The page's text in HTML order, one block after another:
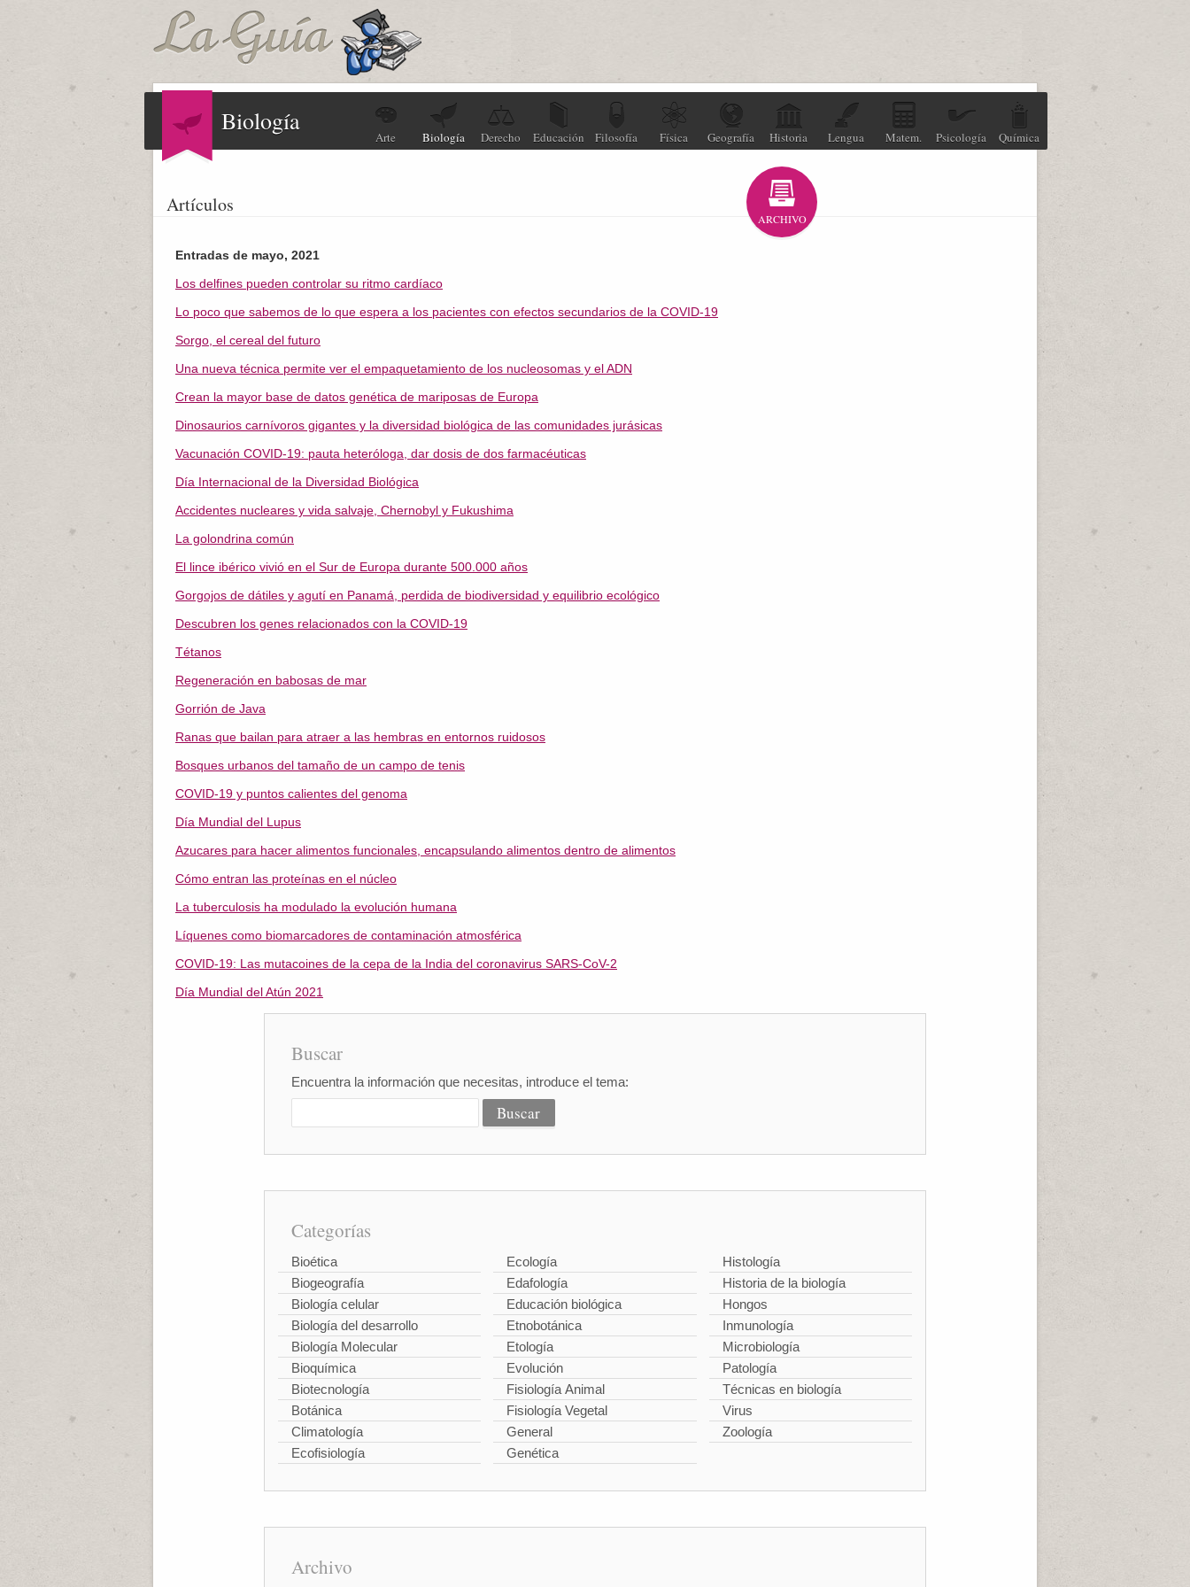
Biología
Arte Biología Derecho Educación Filosofía Física Geografía Historia Lengua Matem. Psicología Química
Artículos
ARCHIVO
Entradas de mayo, 2021
Los delfines pueden controlar su ritmo cardíaco
Lo poco que sabemos de lo que espera a los pacientes con efectos secundarios de la COVID-19
Sorgo, el cereal del futuro
Una nueva técnica permite ver el empaquetamiento de los nucleosomas y el ADN
Crean la mayor base de datos genética de mariposas de Europa
Dinosaurios carnívoros gigantes y la diversidad biológica de las comunidades jurásicas
Vacunación COVID-19: pauta heteróloga, dar dosis de dos farmacéuticas
Día Internacional de la Diversidad Biológica
Accidentes nucleares y vida salvaje, Chernobyl y Fukushima
La golondrina común
El lince ibérico vivió en el Sur de Europa durante 500.000 años
Gorgojos de dátiles y agutí en Panamá, perdida de biodiversidad y equilibrio ecológico
Descubren los genes relacionados con la COVID-19
Tétanos
Regeneración en babosas de mar
Gorrión de Java
Ranas que bailan para atraer a las hembras en entornos ruidosos
Bosques urbanos del tamaño de un campo de tenis
COVID-19 y puntos calientes del genoma
Día Mundial del Lupus
Azucares para hacer alimentos funcionales, encapsulando alimentos dentro de alimentos
Cómo entran las proteínas en el núcleo
La tuberculosis ha modulado la evolución humana
Líquenes como biomarcadores de contaminación atmosférica
COVID-19: Las mutacoines de la cepa de la India del coronavirus SARS-CoV-2
Día Mundial del Atún 2021
Buscar
Encuentra la información que necesitas, introduce el tema:
Categorías
Bioética
Biogeografía
Biología celular
Biología del desarrollo
Biología Molecular
Bioquímica
Biotecnología
Botánica
Climatología
Ecofisiología
Ecología
Edafología
Educación biológica
Etnobotánica
Etología
Evolución
Fisiología Animal
Fisiología Vegetal
General
Genética
Histología
Historia de la biología
Hongos
Inmunología
Microbiología
Patología
Técnicas en biología
Virus
Zoología
Archivo